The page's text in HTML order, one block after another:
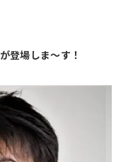
が登場しま〜す！